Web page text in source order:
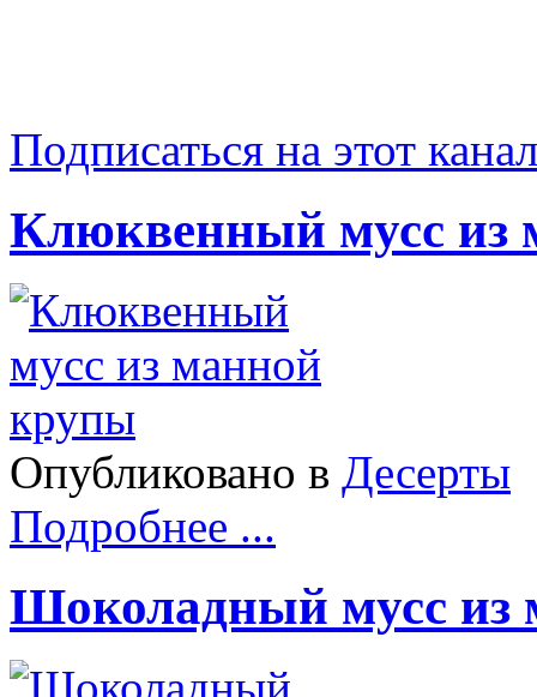
Подписаться на этот
Клюквенный мусс из
Опубликовано в Десерты
Подробнее ...
Шоколадный мусс из